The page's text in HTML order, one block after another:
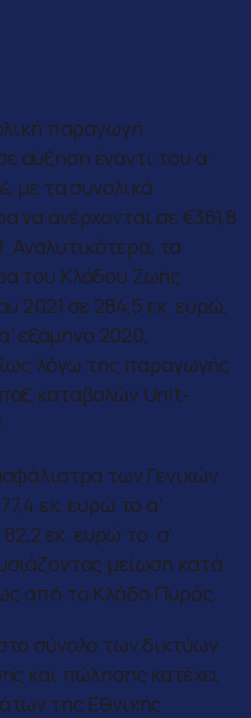
παραγωγή
αύξηση έναντι του α’
με τα συνολικά
να ανέρχονται σε €361,8
Αναλυτικότερα, τα
του Κλάδου Ζωής
2021 σε 284,5 εκ. ευρώ,
εξάμηνο 2020,
λόγω της παραγωγής
καταβολών Unit-
των Γενικών
εκ. ευρώ το α’
εκ. ευρώ το α’
μείωση κατά
από το Κλάδο Πυρός.
σύνολο των δικτύων
και πώλησης κατέχει
της Εθνικής